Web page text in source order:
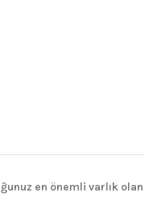
en önemli varlık olan